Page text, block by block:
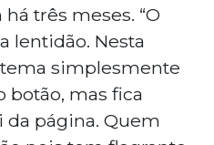
três meses. “O
lentidão. Nesta
simplesmente
botão, mas fica
da página. Quem